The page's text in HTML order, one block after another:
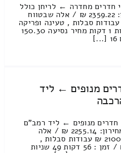
חדרים מחדרה ← לריחן כולל
פירוק והרכבה מחיר מחירון: 2359.22 ₪ / אלה שבטווח
2900 – 2200 ₪ עבודות סבלות , טעינה ופריקה
: 1499.20 ₪ / זמן : 1 שעות 1 דקות מחיר נסיעה 150.30
מנופים ← ליד
מנופים ← ליד רמב"ם
כולל פירוק והרכבה מחיר מחירון: 2255.14 ₪ / אלה
שבטווח המחירים 2800 – 2100 ₪ עבודות סבלות ,
טעינה ופריקה : 1198.24 ₪ / זמן : 56 דקות 49 שניות